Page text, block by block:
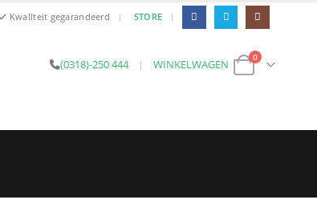
Kwaliteit gegarandeerd | STORE |
(0318)-250 444 | WINKELWAGEN
0